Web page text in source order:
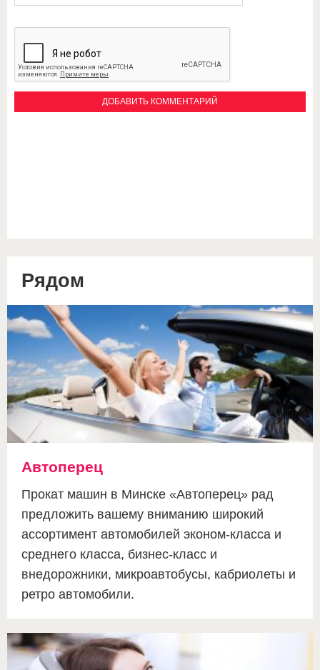
Рядом
Автоперец
Прокат машин в Минске «Автоперец» рад
предложить вашему вниманию широкий
ассортимент автомобилей эконом-класса и
среднего класса, бизнес-класс и
внедорожники, микроавтобусы, кабриолеты и
ретро автомобили.